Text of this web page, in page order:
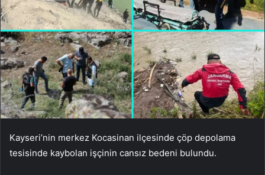
Kayseri’nin merkez Kocasinan ilçesinde çöp depolama
tesisinde kaybolan işçinin cansız bedeni bulundu.